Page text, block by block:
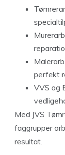
perfekt
VVS og
Med JVS
faggrupper
resultat.